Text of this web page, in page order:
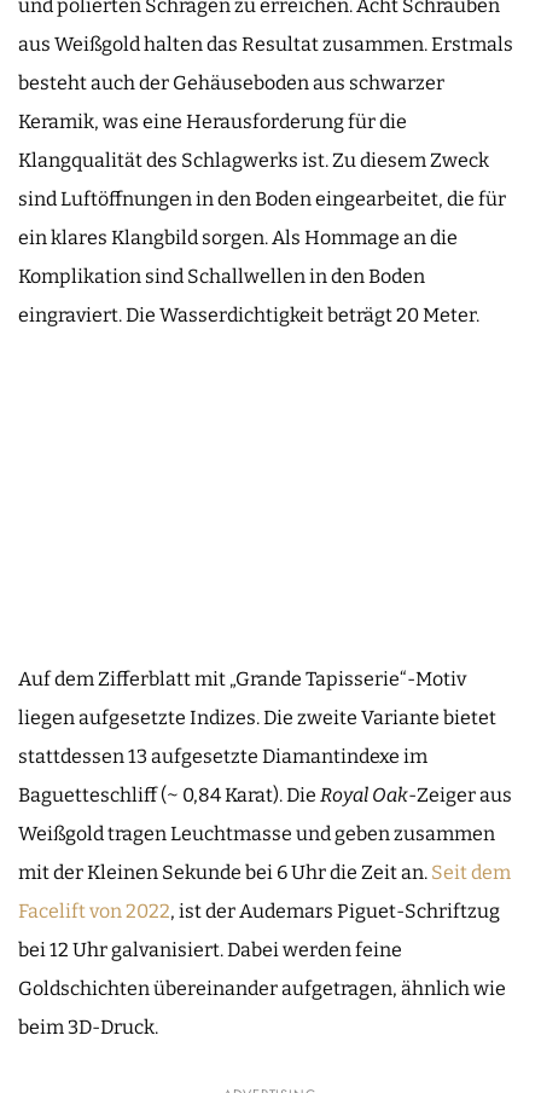
und polierten Schrägen zu erreichen. Acht Schrauben
aus Weißgold halten das Resultat zusammen. Erstmals
besteht auch der Gehäuseboden aus schwarzer
Keramik, was eine Herausforderung für die
Klangqualität des Schlagwerks ist. Zu diesem Zweck
sind Luftöffnungen in den Boden eingearbeitet, die für
ein klares Klangbild sorgen. Als Hommage an die
Komplikation sind Schallwellen in den Boden
eingraviert. Die Wasserdichtigkeit beträgt 20 Meter.
Auf dem Zifferblatt mit „Grande Tapisserie“-Motiv
liegen aufgesetzte Indizes. Die zweite Variante bietet
stattdessen 13 aufgesetzte Diamantindexe im
Baguetteschliff (~ 0,84 Karat). Die Royal Oak-Zeiger aus
Weißgold tragen Leuchtmasse und geben zusammen
mit der Kleinen Sekunde bei 6 Uhr die Zeit an. Seit dem
Facelift von 2022, ist der Audemars Piguet-Schriftzug
bei 12 Uhr galvanisiert. Dabei werden feine
Goldschichten übereinander aufgetragen, ähnlich wie
beim 3D-Druck.